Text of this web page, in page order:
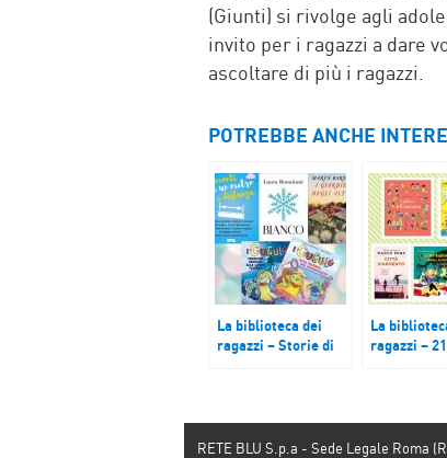
(Giunti) si rivolge agli
invito per i ragazzi a dare
ascoltare di più i ragazzi.
POTREBBE ANCHE
La biblioteca dei
ragazzi – Storie di
La
ragazzi – 21
RETE BLU S.p.a - Sede Legale Roma